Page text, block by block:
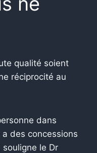
qualité soient
réciprocité au
dans
a des concessions
le Dr